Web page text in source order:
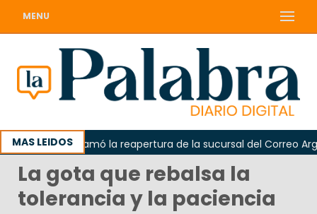
MENU
MAS LEIDOS
Odarda reclamó la reapertura de la sucursal del Correo
La gota que rebalsa la
tolerancia y la paciencia